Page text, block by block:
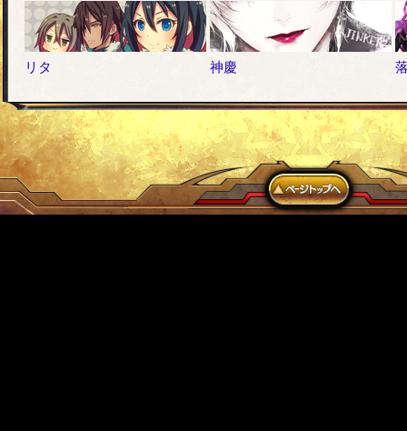
リタ 神慶